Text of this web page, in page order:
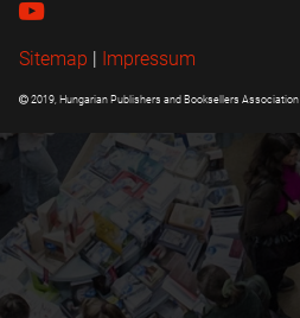
Sitemap | Impressum
2019, Hungarian Publishers and Booksellers Association